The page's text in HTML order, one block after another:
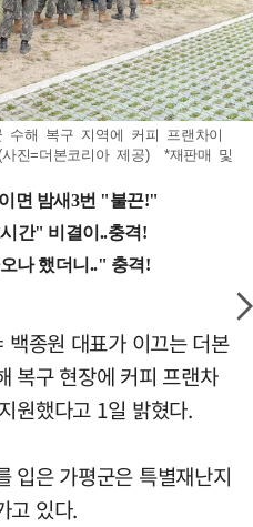
수해 복구 지역에 커피 프랜차이
진=더본코리아 제공) *재판매 및
종원 대표가 이끄는 더본
복구 현장에 커피 프랜차
원했다고 1일 밝혔다.
입은 가평군은 특별재난지
고 있다.